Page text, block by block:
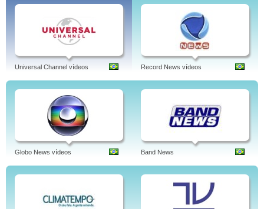
Universal Channel vídeos Record News vídeos
Globo News vídeos Band News